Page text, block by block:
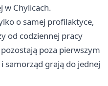
w Chylicach.
o samej profilaktyce,
od codziennej pracy
poza pierwszym
samorząd grają do jednej